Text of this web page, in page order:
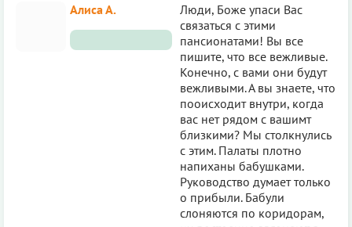
Алиса А.
Люди, Боже упаси Вас
связаться с этими
пансионатами! Вы все
пишите, что все вежливые.
Конечно, с вами они будут
вежливыми. А вы знаете, что
пооисходит внутри, когда
вас нет рядом с вашимт
близкими? Мы столкнулись
с этим. Палаты плотно
напиханы бабушками.
Руководство думает только
о прибыли. Бабули
слоняются по коридорам,